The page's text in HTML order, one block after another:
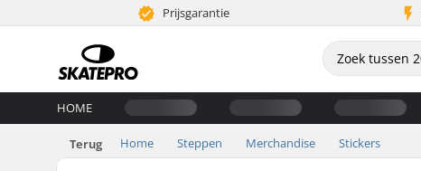
Prijsgarantie
HOME
Terug Home Steppen Merchandise Stickers